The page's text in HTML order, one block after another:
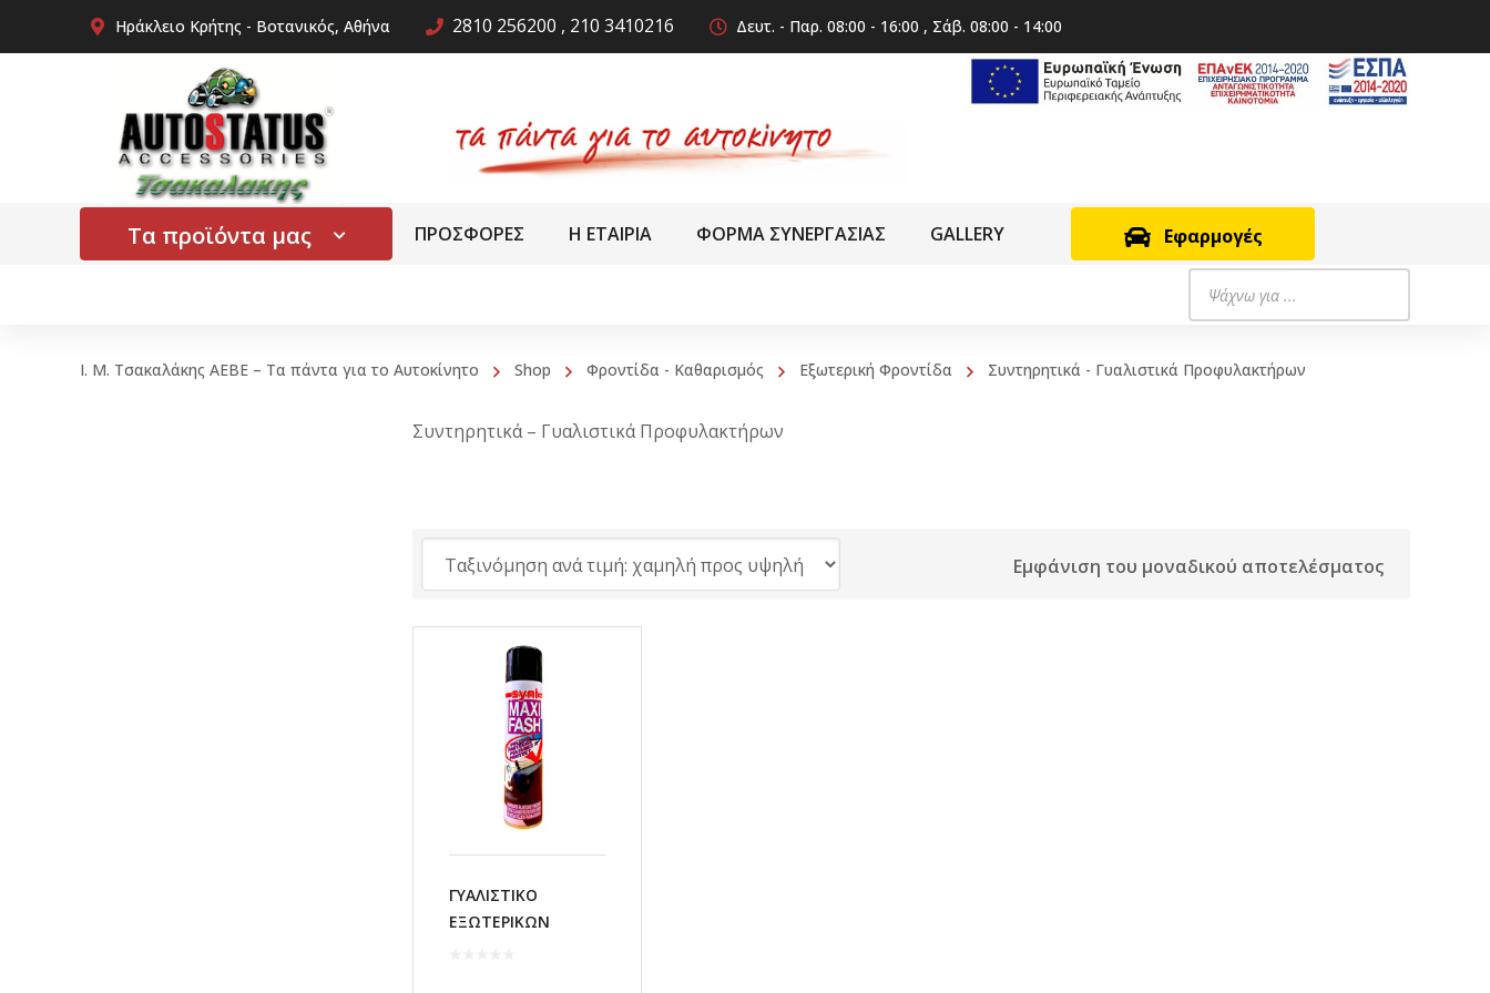
Ηράκλειο Κρήτης - Βοτανικός, Αθήνα 2810 256200 , 210 3410216 Δευτ. - Παρ. 08:00 - 16:00 , Σάβ. 08:00 - 14:00
Τα προϊόντα μας ΠΡΟΣΦΟΡΕΣ Η ΕΤΑΙΡΙΑ ΦΟΡΜΑ ΣΥΝΕΡΓΑΣΙΑΣ GALLERY
Εφαρμογές
Products
search
Ι. Μ. Τσακαλάκης ΑΕΒΕ – Τα πάντα για το Αυτοκίνητο Shop Φροντίδα - Καθαρισμός Εξωτερική Φροντίδα Συντηρητικά - Γυαλιστικά Προφυλακτήρων
Συντηρητικά – Γυαλιστικά Προφυλακτήρων
Εμφάνιση του μοναδικού αποτελέσματος
ΓΥΑΛΙΣΤΙΚΟ
ΕΞΩΤΕΡΙΚΩΝ